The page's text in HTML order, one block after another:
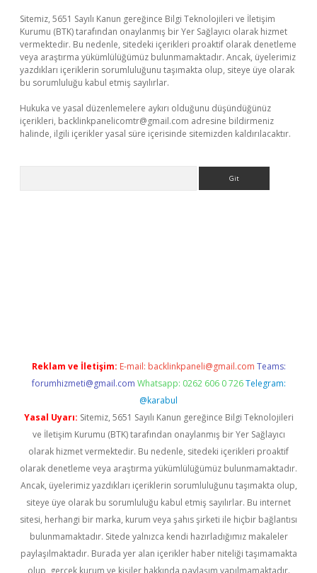
Sitemiz, 5651 Sayılı Kanun gereğince Bilgi Teknolojileri ve İletişim
Kurumu (BTK) tarafından onaylanmış bir Yer Sağlayıcı olarak hizmet
vermektedir. Bu nedenle, sitedeki içerikleri proaktif olarak denetleme
veya araştırma yükümlülüğümüz bulunmamaktadır. Ancak, üyelerimiz
yazdıkları içeriklerin sorumluluğunu taşımakta olup, siteye üye olarak
bu sorumluluğu kabul etmiş sayılırlar.
Hukuka ve yasal düzenlemelere aykırı olduğunu düşündüğünüz
içerikleri, backlinkpanelicomtr@gmail.com adresine bildirmeniz
halinde, ilgili içerikler yasal süre içerisinde sitemizden kaldırılacaktır.
Reklam ve İletişim: E-mail: backlinkpaneli@gmail.com Teams:
forumhizmeti@gmail.com Whatsapp: 0262 606 0 726 Telegram:
@karabul
Yasal Uyarı: Sitemiz, 5651 Sayılı Kanun gereğince Bilgi Teknolojileri
ve İletişim Kurumu (BTK) tarafından onaylanmış bir Yer Sağlayıcı
olarak hizmet vermektedir. Bu nedenle, sitedeki içerikleri proaktif
olarak denetleme veya araştırma yükümlülüğümüz bulunmamaktadır.
Ancak, üyelerimiz yazdıkları içeriklerin sorumluluğunu taşımakta olup,
siteye üye olarak bu sorumluluğu kabul etmiş sayılırlar. Bu internet
sitesi, herhangi bir marka, kurum veya şahıs şirketi ile hiçbir bağlantısı
bulunmamaktadır. Sitede yalnızca kendi hazırladığımız makaleler
paylaşılmaktadır. Burada yer alan içerikler haber niteliği taşımamakta
olup, gerçek kurum ve kişiler hakkında paylaşım yapılmamaktadır.